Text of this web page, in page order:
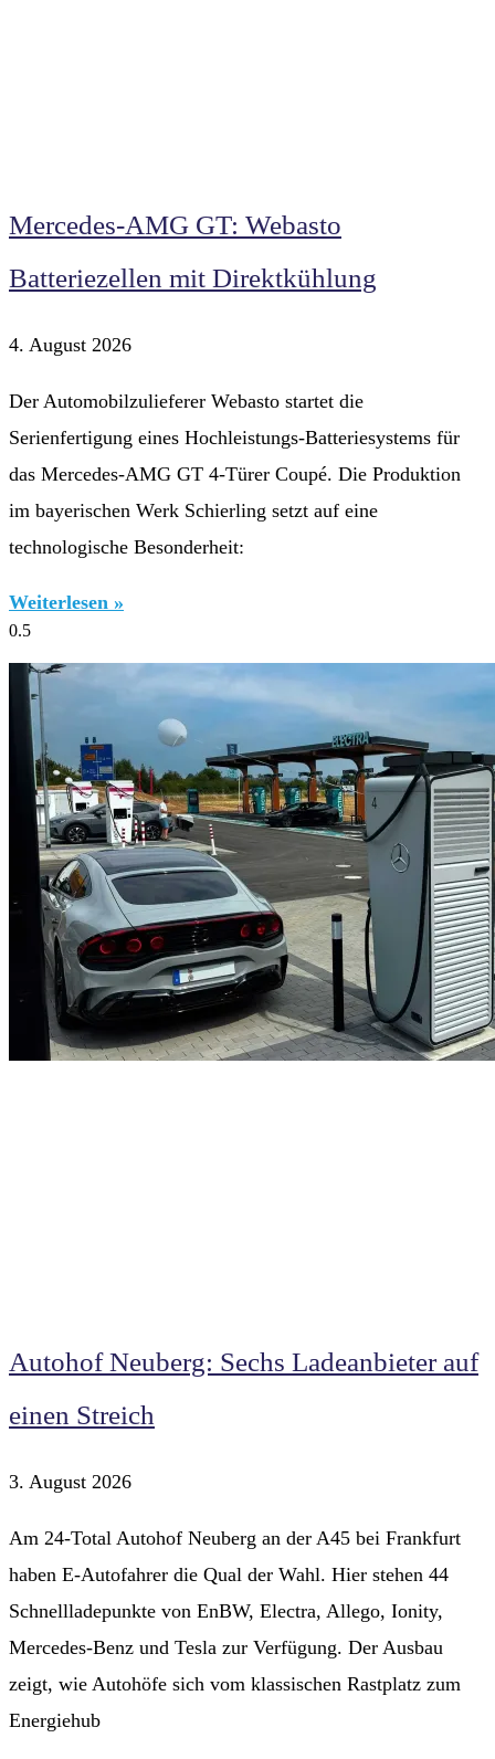
Mercedes-AMG GT: Webasto
Batteriezellen mit Direktkühlung
4. August 2026
Der Automobilzulieferer Webasto startet die
Serienfertigung eines Hochleistungs-Batteriesystems für
das Mercedes-AMG GT 4-Türer Coupé. Die Produktion
im bayerischen Werk Schierling setzt auf eine
technologische Besonderheit:
Weiterlesen »
Autohof Neuberg: Sechs Ladeanbieter auf
einen Streich
3. August 2026
Am 24-Total Autohof Neuberg an der A45 bei Frankfurt
haben E-Autofahrer die Qual der Wahl. Hier stehen 44
Schnellladepunkte von EnBW, Electra, Allego, Ionity,
Mercedes-Benz und Tesla zur Verfügung. Der Ausbau
zeigt, wie Autohöfe sich vom klassischen Rastplatz zum
Energiehub